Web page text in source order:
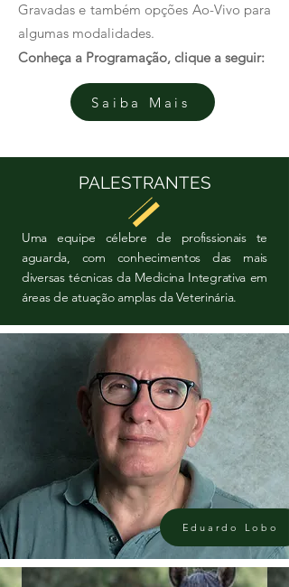
Gravadas e também opções Ao-Vivo para
algumas modalidades.
Conheça a Programação, clique a seguir:
Saiba Mais
PALESTRANTES
Uma equipe célebre de profissionais te
aguarda, com conhecimentos das mais
diversas técnicas da Medicina Integrativa em
áreas de atuação amplas da Veterinária.
Eduardo Lobo